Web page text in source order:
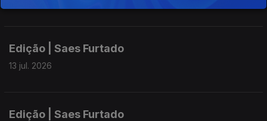
Edição | Saes Furtado
13 jul. 2026
Edição | Saes Furtado